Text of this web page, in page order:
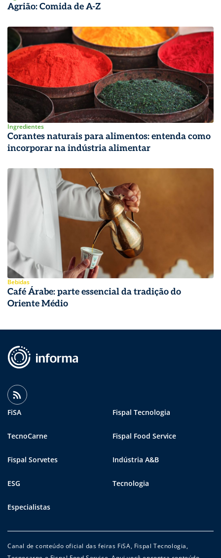
Agrião: Comida de A-Z
Ingredientes
Corantes naturais para alimentos: entenda como
incorporar na indústria alimentar
Bebidas
Café Árabe: parte essencial da tradição do
Oriente Médio
FiSA Fispal Tecnologia
TecnoCarne Fispal Food Service
Fispal Sorvetes Indústria A&B
ESG Tecnologia
Especialistas
Canal de conteúdo oficial das feiras FiSA, Fispal Tecnologia,